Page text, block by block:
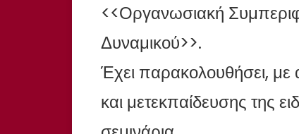
<<Οργανωσιακή
Δυναμικού>>.
Έχει παρακολουθήσει, με
και μετεκπαίδευσης της